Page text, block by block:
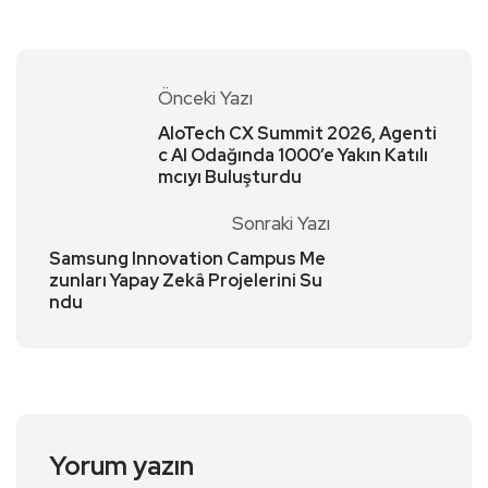
Önceki Yazı
AloTech CX Summit 2026, Agenti
c AI Odağında 1000’e Yakın Katılı
mcıyı Buluşturdu
Sonraki Yazı
Samsung Innovation Campus Me
zunları Yapay Zekâ Projelerini Su
ndu
Yorum yazın